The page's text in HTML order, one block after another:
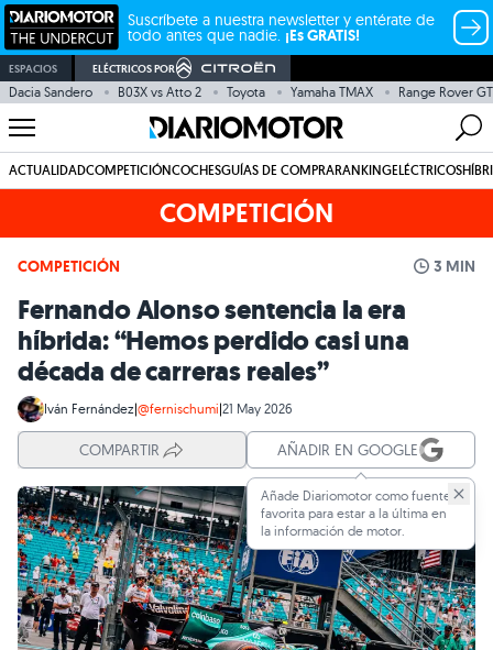
Suscríbete a nuestra newsletter y entérate de
todo antes que nadie. ¡Es GRATIS!
ESPACIOS ELÉCTRICOS POR
Dacia Sandero B03X vs Atto 2 Toyota Yamaha TMAX Range Rover GT
ACTUALIDADCOMPETICIÓNCOCHESGUÍAS DE COMPRARANKINGELÉCTRICOS
COMPETICIÓN
COMPETICIÓN 3 MIN
Fernando Alonso sentencia la era
híbrida: “Hemos perdido casi una
década de carreras reales”
Iván Fernández|@fernischumi|21 May 2026
COMPARTIR AÑADIR EN GOOGLE
Añade Diariomotor como fuente
favorita para estar a la última en
la información de motor.